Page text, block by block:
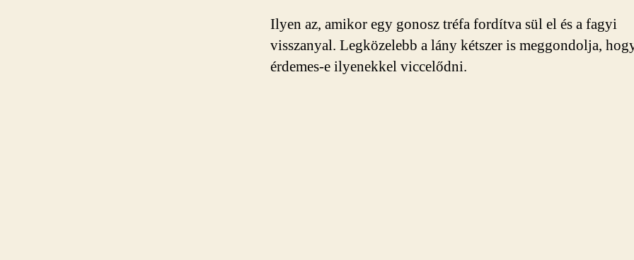
Ilyen az, amikor egy gonosz tréfa fordítva sül el és a fagyi
visszanyal. Legközelebb a lány kétszer is meggondolja,
érdemes-e ilyenekkel viccelődni.